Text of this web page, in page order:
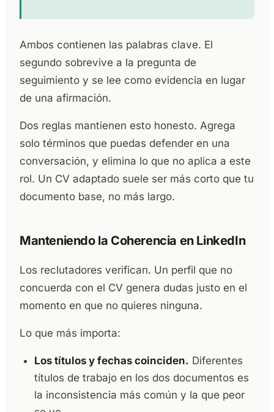
Ambos contienen las palabras clave. El
segundo sobrevive a la pregunta de
seguimiento y se lee como evidencia en lugar
de una afirmación.
Dos reglas mantienen esto honesto. Agrega
solo términos que puedas defender en una
conversación, y elimina lo que no aplica a este
rol. Un CV adaptado suele ser más corto que tu
documento base, no más largo.
Manteniendo la Coherencia en LinkedIn
Los reclutadores verifican. Un perfil que no
concuerda con el CV genera dudas justo en el
momento en que no quieres ninguna.
Lo que más importa:
Los títulos y fechas coinciden. Diferentes
títulos de trabajo en los dos documentos es
la inconsistencia más común y la que peor